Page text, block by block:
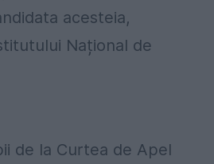
acesteia,
Național de
de la Curtea de Apel